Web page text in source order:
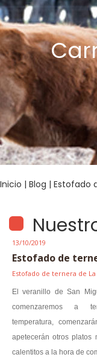
Inicio | Blog | Estofado
13/10/2019
Estofado de
Estofado de ternera de
El veranillo de San
comenzaremos a
temperatura,
apetecerán otros platos
calentitos a la hora de